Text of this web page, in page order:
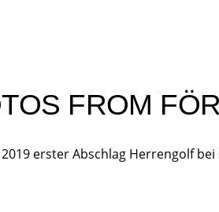
FROM
2019 erster Abschlag Herrengolf